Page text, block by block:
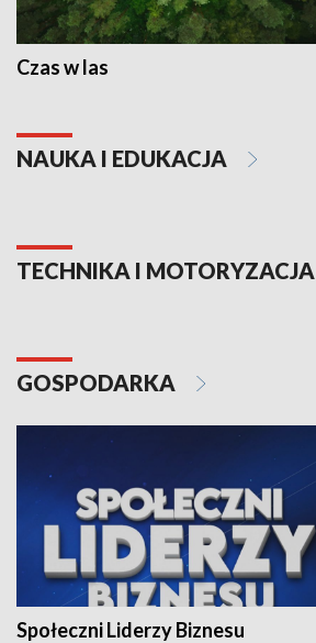
Czas w las
NAUKA I EDUKACJA
TECHNIKA I MOTORYZACJA
GOSPODARKA
Społeczni Liderzy Biznesu